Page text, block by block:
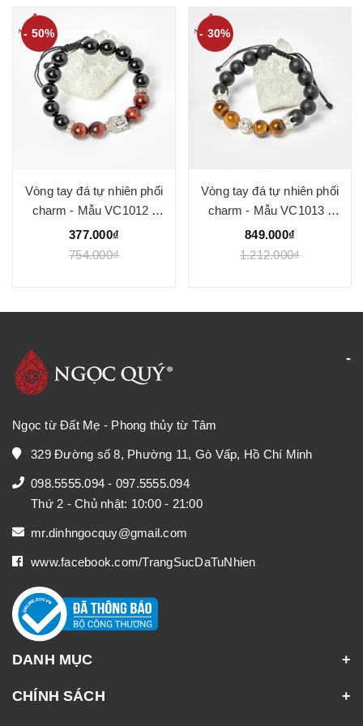
- 50%
Vòng tay đá tự nhiên phối
charm - Mẫu VC1012 -
Ngọc Quý
377.000₫
754.000₫
- 30%
Vòng tay đá tự nhiên phối
charm - Mẫu VC1013 -
Ngọc Quý
849.000₫
1.212.000₫
Ngọc từ Đất Mẹ - Phong thủy từ Tâm
329 Đường số 8, Phường 11, Gò Vấp, Hồ Chí Minh
098.5555.094 - 097.5555.094
Thứ 2 - Chủ nhật: 10:00 - 21:00
mr.dinhngocquy@gmail.com
www.facebook.com/TrangSucDaTuNhien
DANH MỤC
CHÍNH SÁCH